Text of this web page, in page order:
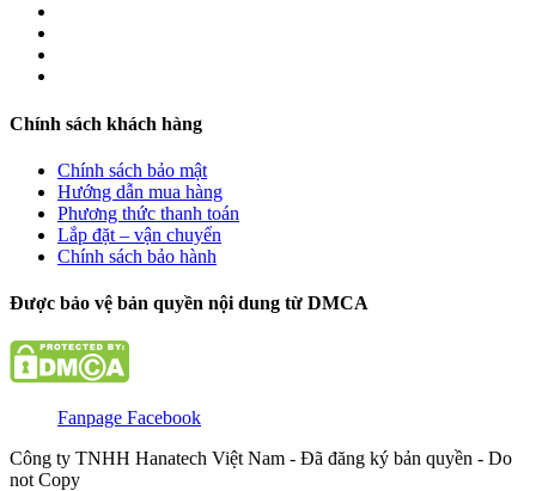
Chính sách khách hàng
Chính sách bảo mật
Hướng dẫn mua hàng
Phương thức thanh toán
Lắp đặt – vận chuyển
Chính sách bảo hành
Được bảo vệ bản quyền nội dung từ DMCA
Fanpage Facebook
Công ty TNHH Hanatech Việt Nam - Đã đăng ký bản quyền - Do
not Copy